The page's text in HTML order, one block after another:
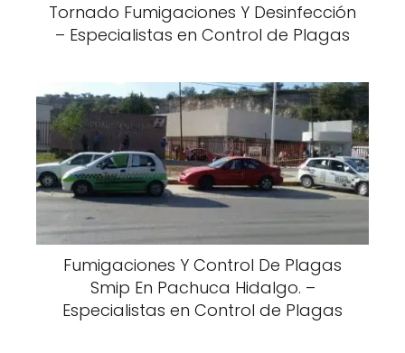
Tornado Fumigaciones Y Desinfección
– Especialistas en Control de Plagas
Fumigaciones Y Control De Plagas
Smip En Pachuca Hidalgo. –
Especialistas en Control de Plagas